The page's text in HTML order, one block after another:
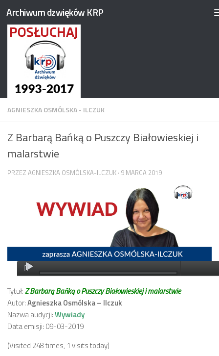
Przejdź do treści
Archiwum dzwięków KRP
AGNIESZKA OSMÓLSKA - ILCZUK
Z Barbarą Bańką o Puszczy Białowieskiej i
malarstwie
PRZEZ AGNIESZKA OSMÓLSKA-ILCZUK · 9 MARCA 2019
Tytuł:Z Barbarą Bańką o Puszczy Białowieskiej i malarstwie
Autor:Agnieszka Osmólska – Ilczuk
Nazwa audycji:Wywiady
Data emisji: 09-03-2019
(Visited 248 times, 1 visits today)